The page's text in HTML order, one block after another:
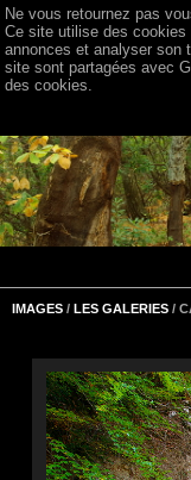
IMAGES / LES GALERIES /
Ne vous retournez pas
Ce site utilise des cookies
annonces et analyser son
site sont partagées avec
des cookies.